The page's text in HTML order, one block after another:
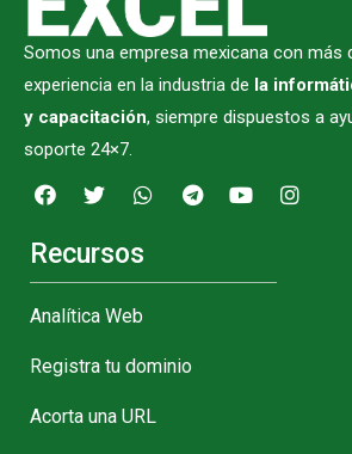
Somos una empresa mexicana con más
experiencia en la industria de la
y capacitación, siempre dispuestos a
soporte 24×7.
Recursos
Analítica Web
Registra tu dominio
Acorta una URL